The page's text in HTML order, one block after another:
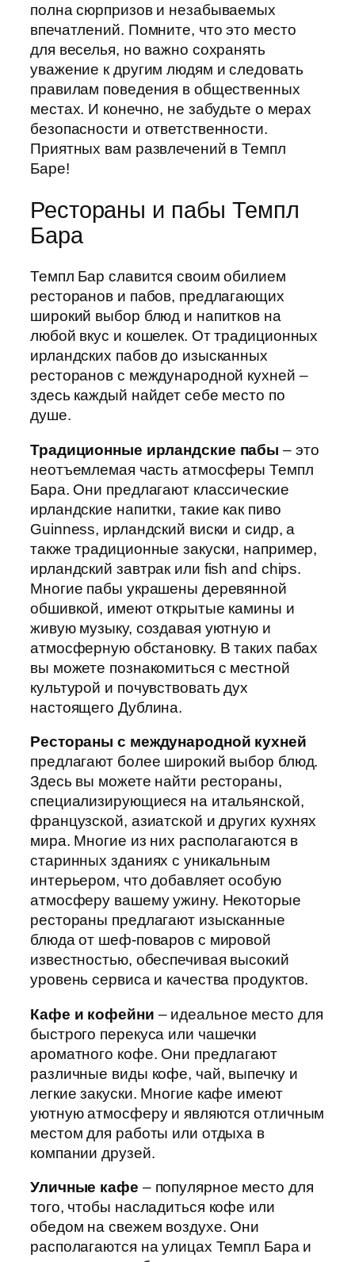
полна сюрпризов и незабываемых
впечатлений. Помните, что это место
для веселья, но важно сохранять
уважение к другим людям и следовать
правилам поведения в общественных
местах. И конечно, не забудьте о мерах
безопасности и ответственности.
Приятных вам развлечений в Темпл
Баре!
Рестораны и пабы Темпл
Бара
Темпл Бар славится своим обилием
ресторанов и пабов, предлагающих
широкий выбор блюд и напитков на
любой вкус и кошелек. От традиционных
ирландских пабов до изысканных
ресторанов с международной кухней –
здесь каждый найдет себе место по
душе.
Традиционные ирландские пабы – это
неотъемлемая часть атмосферы Темпл
Бара. Они предлагают классические
ирландские напитки, такие как пиво
Guinness, ирландский виски и сидр, а
также традиционные закуски, например,
ирландский завтрак или fish and chips.
Многие пабы украшены деревянной
обшивкой, имеют открытые камины и
живую музыку, создавая уютную и
атмосферную обстановку. В таких пабах
вы можете познакомиться с местной
культурой и почувствовать дух
настоящего Дублина.
Рестораны с международной кухней
предлагают более широкий выбор блюд.
Здесь вы можете найти рестораны,
специализирующиеся на итальянской,
французской, азиатской и других кухнях
мира. Многие из них располагаются в
старинных зданиях с уникальным
интерьером, что добавляет особую
атмосферу вашему ужину. Некоторые
рестораны предлагают изысканные
блюда от шеф-поваров с мировой
известностью, обеспечивая высокий
уровень сервиса и качества продуктов.
Кафе и кофейни – идеальное место для
быстрого перекуса или чашечки
ароматного кофе. Они предлагают
различные виды кофе, чай, выпечку и
легкие закуски. Многие кафе имеют
уютную атмосферу и являются отличным
местом для работы или отдыха в
компании друзей.
Уличные кафе – популярное место для
того, чтобы насладиться кофе или
обедом на свежем воздухе. Они
располагаются на улицах Темпл Бара и